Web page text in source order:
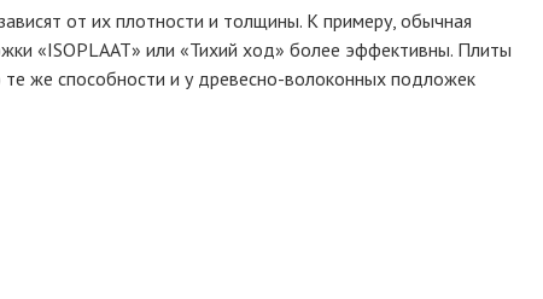
от их плотности и толщины. К примеру, обычная
«ISOPLAAT» или «Тихий ход» более эффективны. Плиты
же способности и у древесно-волоконных подложек